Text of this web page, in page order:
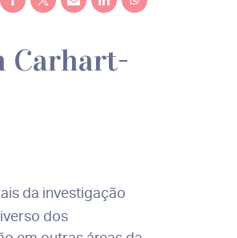
Carhart-
da investigação
dos